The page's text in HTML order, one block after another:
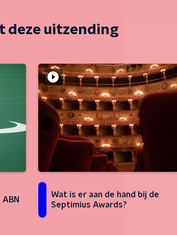
deze uitzending
Wat is er aan de hand bij de
Septimius Awards?